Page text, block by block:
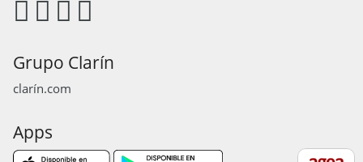
Grupo Clarín
clarín.com
Apps